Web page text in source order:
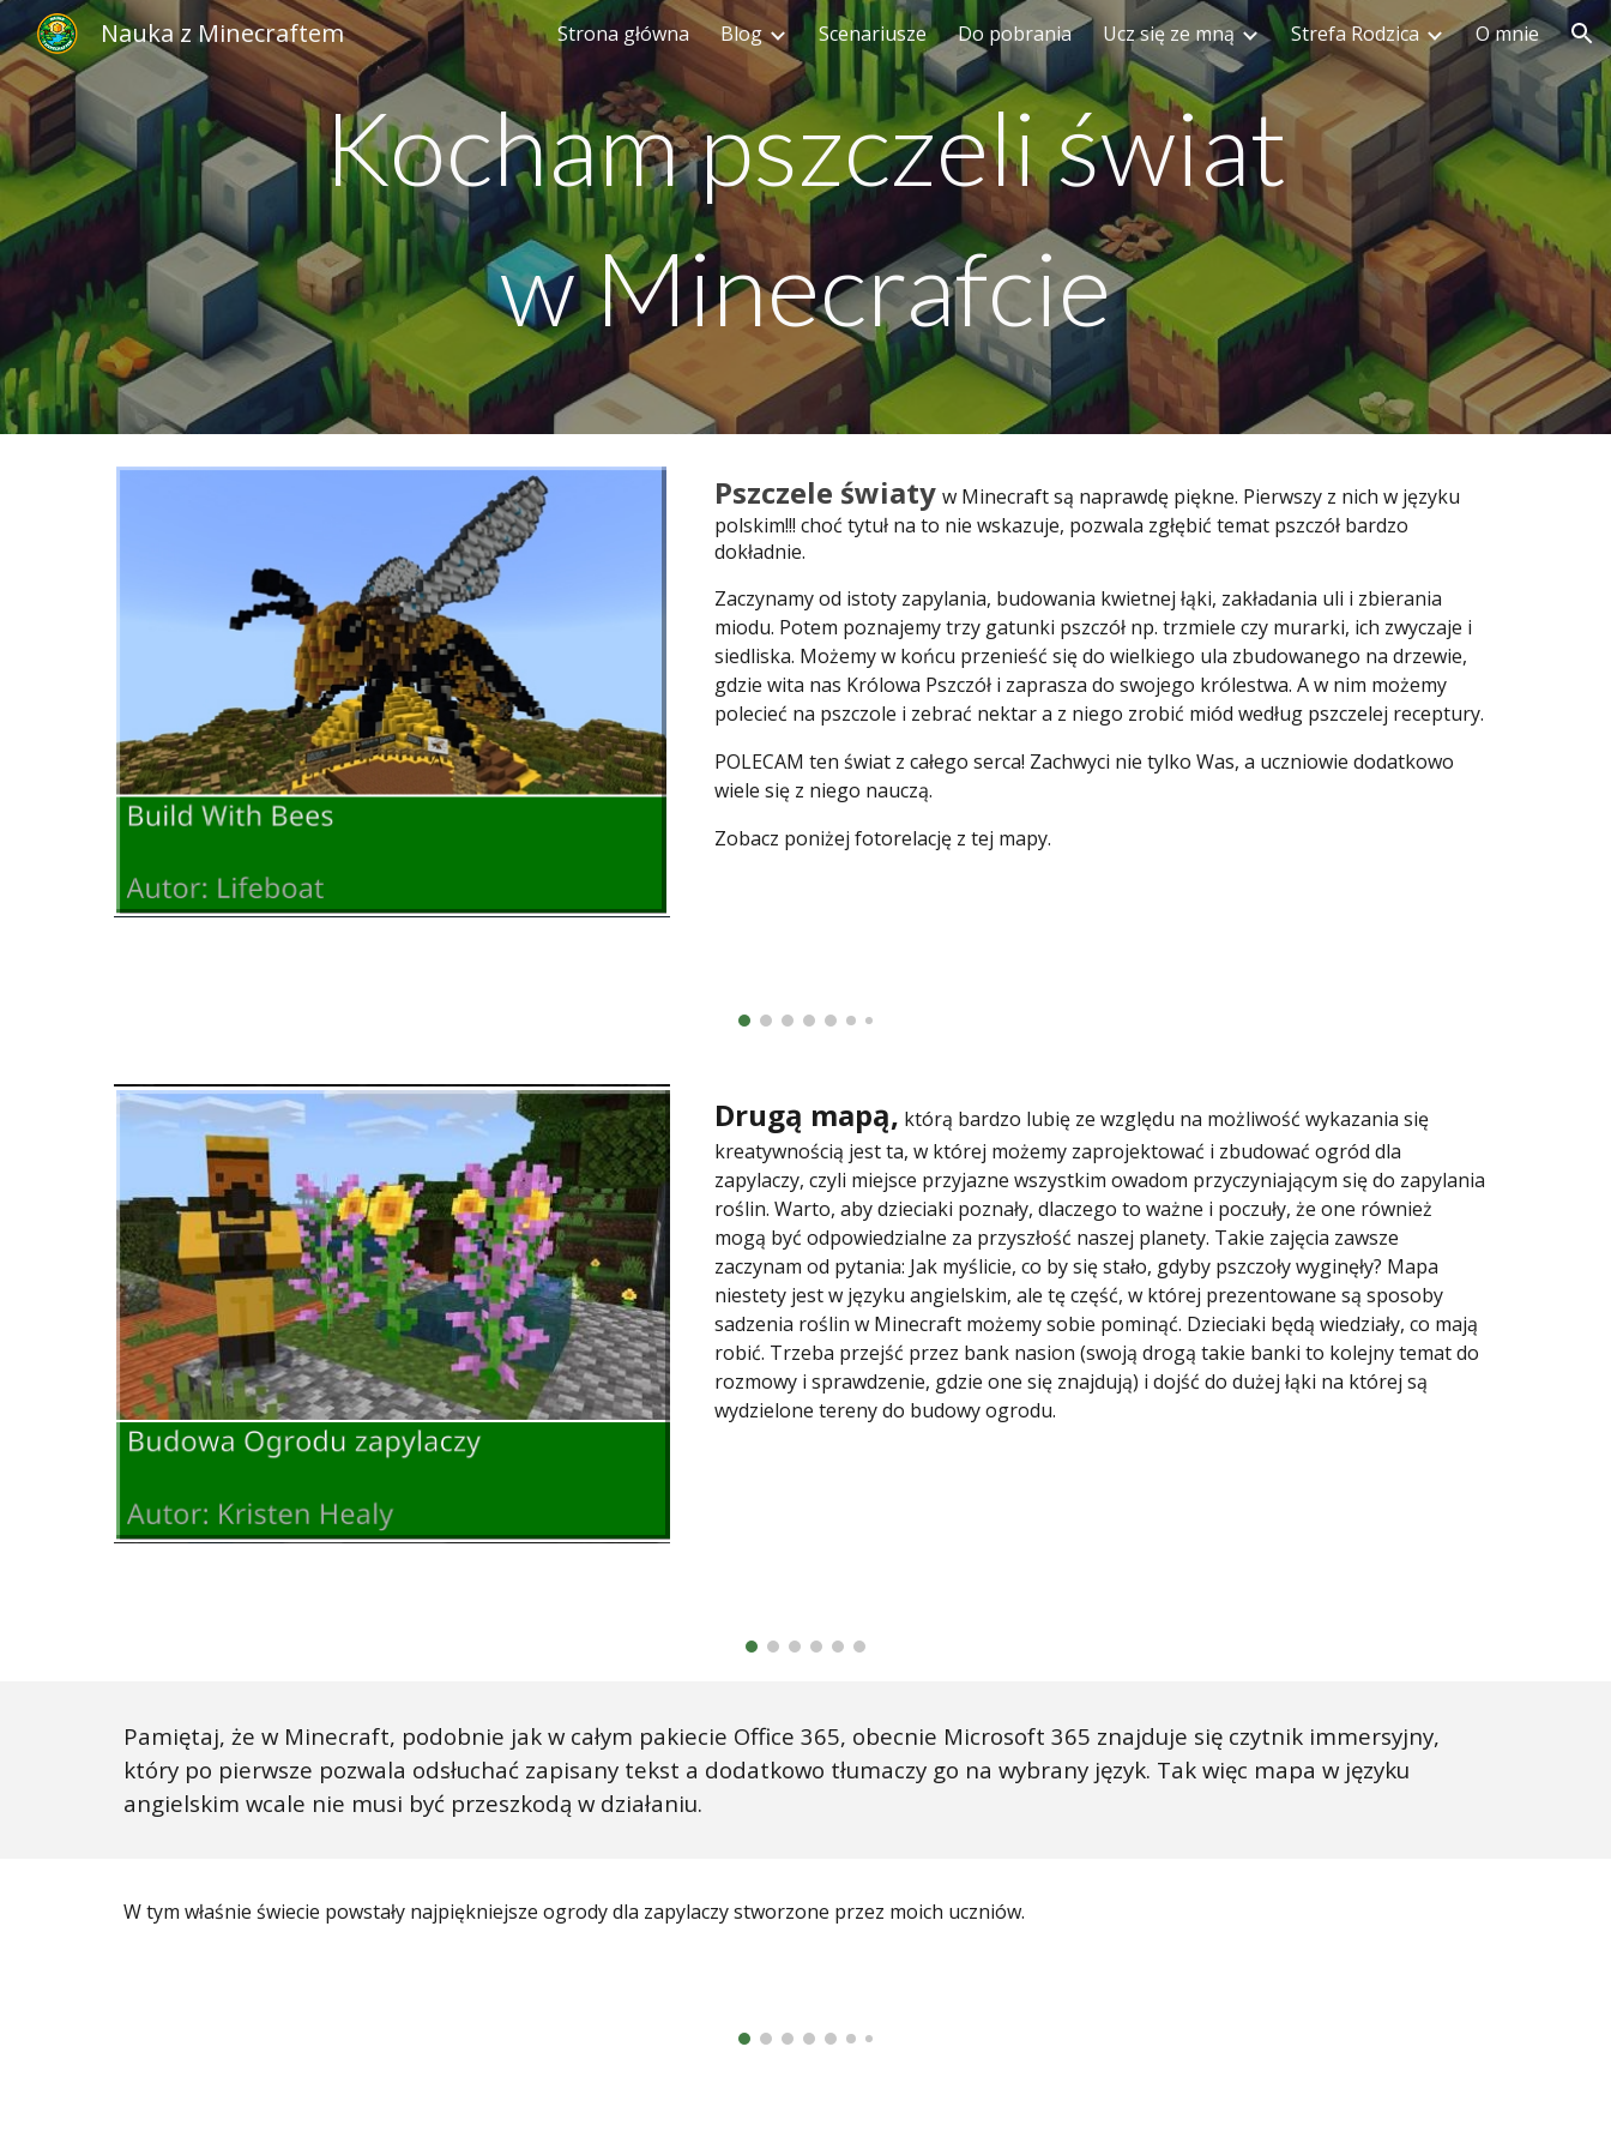
Skip to main content Skip to navigation
Nauka z Minecraftem Strona główna Blog Scenariusze Do pobrania Ucz się ze mną Strefa Rodzica O mnie
Kocham pszczeli świat
w Minecrafcie
Pszczele światy w Minecraft są naprawdę piękne. Pierwszy z nich w języku
polskim!!! choć tytuł na to nie wskazuje, pozwala zgłębić temat pszczół bardzo
dokładnie.
Zaczynamy od istoty zapylania, budowania kwietnej łąki, zakładania uli i zbierania
miodu. Potem poznajemy trzy gatunki pszczół np. trzmiele czy murarki, ich zwyczaje i
siedliska. Możemy w końcu przenieść się do wielkiego ula zbudowanego na drzewie,
gdzie wita nas Królowa Pszczół i zaprasza do swojego królestwa. A w nim możemy
polecieć na pszczole i zebrać nektar a z niego zrobić miód według pszczelej receptury.
POLECAM ten świat z całego serca! Zachwyci nie tylko Was, a uczniowie dodatkowo
wiele się z niego nauczą.
Zobacz poniżej fotorelację z tej mapy.
Drugą mapą, którą bardzo lubię ze względu na możliwość wykazania się
kreatywnością jest ta, w której możemy zaprojektować i zbudować ogród dla
zapylaczy, czyli miejsce przyjazne wszystkim owadom przyczyniającym się do zapylania
roślin. Warto, aby dzieciaki poznały, dlaczego to ważne i poczuły, że one również
mogą być odpowiedzialne za przyszłość naszej planety. Takie zajęcia zawsze
zaczynam od pytania: Jak myślicie, co by się stało, gdyby pszczoły wyginęły? Mapa
niestety jest w języku angielskim, ale tę część, w której prezentowane są sposoby
sadzenia roślin w Minecraft możemy sobie pominąć. Dzieciaki będą wiedziały, co mają
robić. Trzeba przejść przez bank nasion (swoją drogą takie banki to kolejny temat do
rozmowy i sprawdzenie, gdzie one się znajdują) i dojść do dużej łąki na której są
wydzielone tereny do budowy ogrodu.
Pamiętaj, że w Minecraft, podobnie jak w całym pakiecie Office 365, obecnie Microsoft 365 znajduje się czytnik immersyjny,
który po pierwsze pozwala odsłuchać zapisany tekst a dodatkowo tłumaczy go na wybrany język. Tak więc mapa w języku
angielskim wcale nie musi być przeszkodą w działaniu.
W tym właśnie świecie powstały najpiękniejsze ogrody dla zapylaczy stworzone przez moich uczniów.